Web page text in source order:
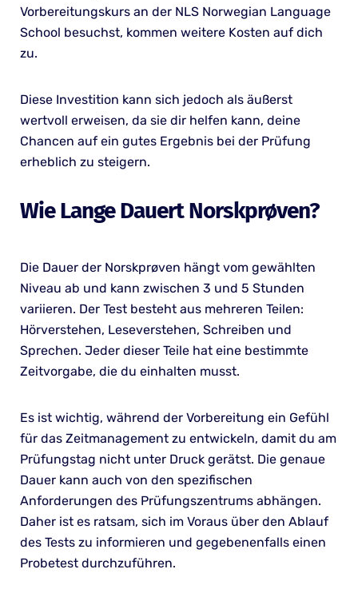
Vorbereitungskurs an der NLS Norwegian Language
School besuchst, kommen weitere Kosten auf dich
zu.
Diese Investition kann sich jedoch als äußerst
wertvoll erweisen, da sie dir helfen kann, deine
Chancen auf ein gutes Ergebnis bei der Prüfung
erheblich zu steigern.
Wie Lange Dauert Norskprøven?
Die Dauer der Norskprøven hängt vom gewählten
Niveau ab und kann zwischen 3 und 5 Stunden
variieren. Der Test besteht aus mehreren Teilen:
Hörverstehen, Leseverstehen, Schreiben und
Sprechen. Jeder dieser Teile hat eine bestimmte
Zeitvorgabe, die du einhalten musst.
Es ist wichtig, während der Vorbereitung ein Gefühl
für das Zeitmanagement zu entwickeln, damit du am
Prüfungstag nicht unter Druck gerätst. Die genaue
Dauer kann auch von den spezifischen
Anforderungen des Prüfungszentrums abhängen.
Daher ist es ratsam, sich im Voraus über den Ablauf
des Tests zu informieren und gegebenenfalls einen
Probetest durchzuführen.